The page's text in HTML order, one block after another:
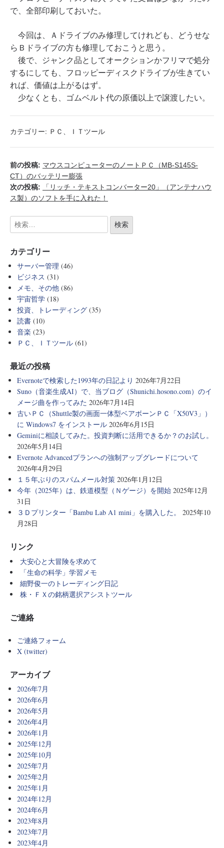
で、全部印刷しておいた。
今回は、Ａドライブのみ修理してけれども、どうせな
らＢドライブの方も修理しておこうと思う。
後で、ジャンク品としてオークションかフリマで処分
するにしても、フロッピーディスクドライブが生きてい
れば、価値は上がるはず。
少なくとも、ゴムベルト代の原価以上で譲渡したい。
カテゴリー: ＰＣ、ＩＴツール
前の投稿: マウスコンピューターのノートＰＣ（MB-S145S-
CT）のバッテリー膨張
次の投稿:
「リッチ・テキストコンバーター20」（アンテナハウ
ス製）のソフトを手に入れた！
カテゴリー
サーバー管理 (46)
ビジネス (31)
メモ、その他 (86)
宇宙哲学 (18)
投資、トレーディング (35)
読書 (10)
音楽 (23)
ＰＣ、ＩＴツール (61)
最近の投稿
Evernoteで検索した1993年の日記より 2026年7月22日
Suno（音楽生成AI）で、当ブログ（Shunichi.hosono.com）のイ
メージ曲を作ってみた 2026年7月14日
古いＰＣ（Shuttle製の画面一体型ベアボーンＰＣ「X50V3」）
に Windows7 をインストール 2026年6月15日
Geminiに相談してみた。投資判断に活用できるか？のお試し。
2026年5月14日
Evernote Advancedプランへの強制アップグレードについて
2026年4月29日
１５年ぶりのスパムメール対策 2026年1月12日
今年（2025年）は、鉄道模型（Ｎゲージ）を開始 2025年12月
31日
３Ｄプリンター「Bambu Lab A1 mini」を購入した。
2025年10
月28日
リンク
大安心と大冒険を求めて
「生命の科学」学習メモ
細野俊一のトレーディング日記
株・ＦＸの銘柄選択アシストツール
ご連絡
ご連絡フォーム
X (twitter)
アーカイブ
2026年7月
2026年6月
2026年5月
2026年4月
2026年1月
2025年12月
2025年10月
2025年7月
2025年2月
2025年1月
2024年12月
2024年6月
2023年8月
2023年7月
2023年4月